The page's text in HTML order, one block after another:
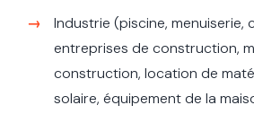
Industrie (piscine, menuiserie,
entreprises de construction,
construction, location de
solaire, équipement de la